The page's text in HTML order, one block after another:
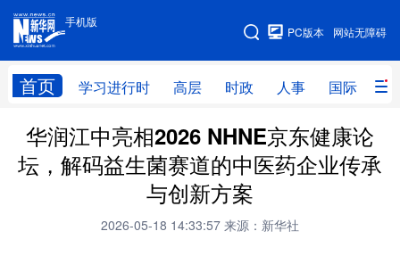
手机版
网站无障碍
PC版本
首页 学习进行时 高层 时政 人事 国际 财
手机版
网站地图
学习进行时 高层 时政 人事
国际 财经 网评 港澳
思客智库 全球连线
华润江中亮相2026 NHNE京东健康论
坛，解码益生菌赛道的中医药企业传承
与创新方案
2026-05-18 14:33:57 来源：新华社